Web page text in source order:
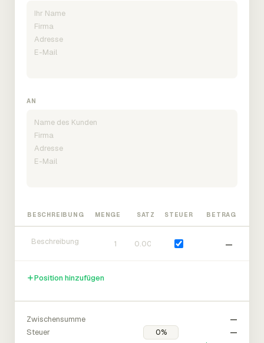
AN
BESCHREIBUNG MENGE SATZ STEUER BETRAG
—
Position hinzufügen
Zwischensumme
—
Steuer
—